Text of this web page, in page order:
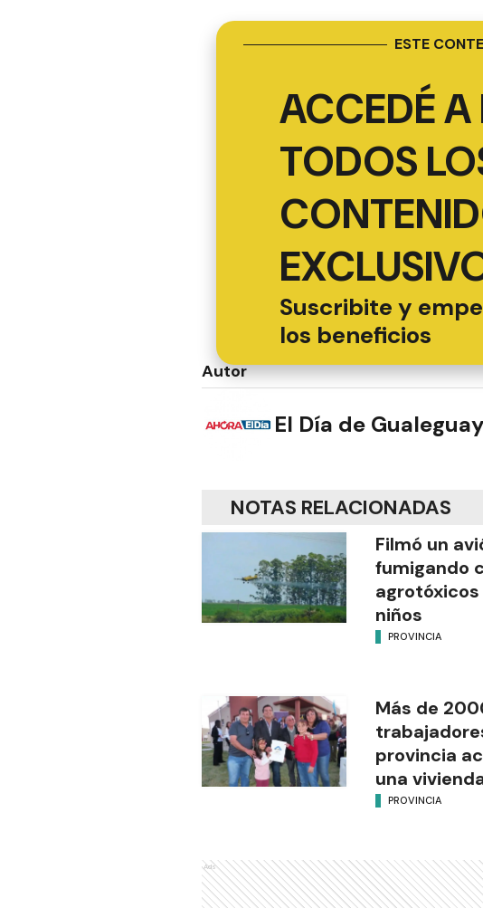
ESTE
ACCEDÉ A
TODOS
Suscribite y
los beneficios
Autor
El Día de
NOTAS RELACIONADAS
Filmó un
fumigando
niños
PROVINCIA
Más de
provincia
una
PROVINCIA
Ads